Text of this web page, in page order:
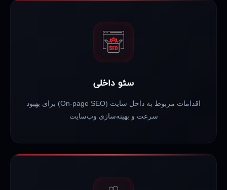
سئو داخلی
اقدامات مربوط به داخل سایت (On-page SEO) برای بهبود
سرعت و بهینه‌سازی وب‌سایت